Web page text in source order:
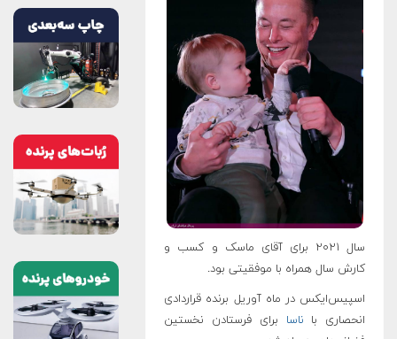
سال ۲۰۲۱ برای آقای ماسک و کسب و
کارش سال همراه با موفقیتی بود.
اسپیس‌ایکس در ماه آوریل برنده قراردادی
انحصاری با ناسا برای فرستادن نخستین